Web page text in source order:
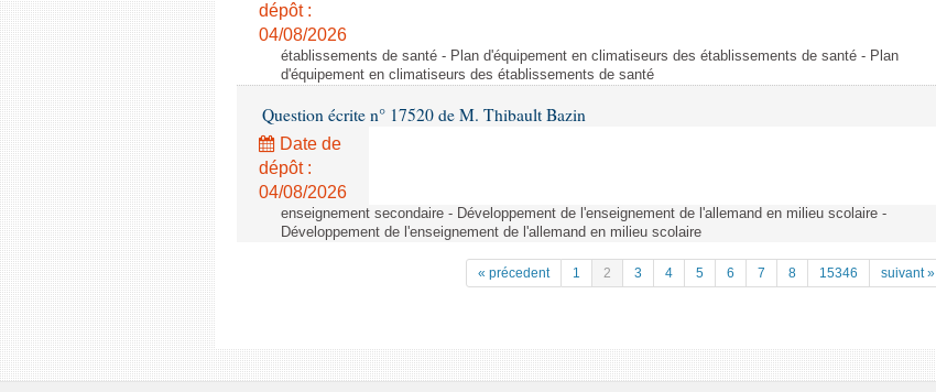
dépôt :
04/08/2026
établissements de santé - Plan d'équipement en climatiseurs des établissements de santé - Plan
d'équipement en climatiseurs des établissements de santé
Question écrite n° 17520 de M. Thibault Bazin
Date de
dépôt :
04/08/2026
enseignement secondaire - Développement de l'enseignement de l'allemand en milieu scolaire -
Développement de l'enseignement de l'allemand en milieu scolaire
« précedent 1 2 3 4 5 6 7 8 15346 suivant »